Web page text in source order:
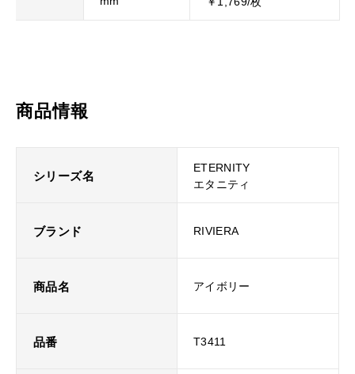
商品情報
シリーズ名
ETERNITY
エタニティ
ブランド RIVIERA
商品名 アイボリー
品番 T3411